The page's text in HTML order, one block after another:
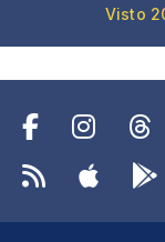
Visto